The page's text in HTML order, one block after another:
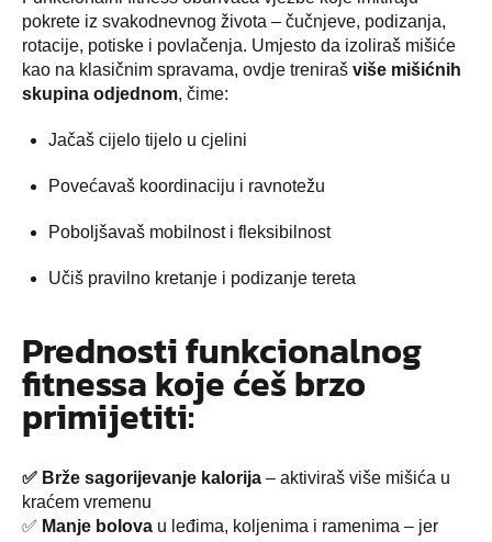
pokrete iz svakodnevnog života – čučnjeve, podizanja,
rotacije, potiske i povlačenja. Umjesto da izoliraš mišiće
kao na klasičnim spravama, ovdje treniraš više mišićnih
skupina odjednom, čime:
Jačaš cijelo tijelo u cjelini
Povećavaš koordinaciju i ravnotežu
Poboljšavaš mobilnost i fleksibilnost
Učiš pravilno kretanje i podizanje tereta
Prednosti funkcionalnog
fitnessa koje ćeš brzo
primijetiti:
✅ Brže sagorijevanje kalorija – aktiviraš više mišića u
kraćem vremenu
✅ Manje bolova u leđima, koljenima i ramenima – jer